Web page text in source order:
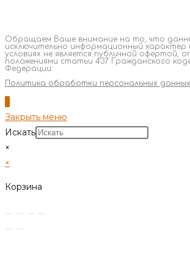
Обращаем Ваше внимание на то, что
исключительно информационный характер
условиях не является публичной офертой,
положениями статьи 437 Гражданского
Федерации.
Политика обработки персональных данных
Закрыть меню
Искать
×
×
Корзина